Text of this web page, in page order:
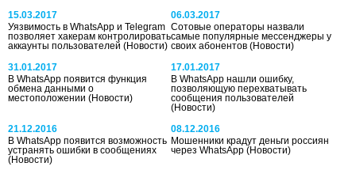
15.03.2017
Уязвимость в WhatsApp и Telegram
позволяет хакерам контролировать
аккаунты пользователей (Новости)
06.03.2017
Сотовые операторы назвали
самые популярные мессенджеры у
своих абонентов(Новости)
31.01.2017
В WhatsApp появится функция
обмена данными о
местоположении (Новости)
17.01.2017
В WhatsApp нашли ошибку,
позволяющую перехватывать
сообщения пользователей
(Новости)
21.12.2016
В WhatsApp появится возможность
устранять ошибки в сообщениях
(Новости)
08.12.2016
Мошенники крадут деньги россиян
через WhatsApp(Новости)